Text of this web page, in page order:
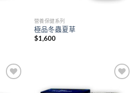
營養保健系列
極品冬蟲夏草
$1,600